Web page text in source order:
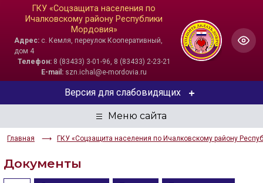
ГКУ «Соцзащита населения по
Ичалковскому району Республики
Мордовия»
Адрес: с. Кемля, переулок Кооперативный,
дом 4
Телефон:8 (83433) 3-01-96, 8 (83433) 2-23-21
E-mail: szn.ichal@e-mordovia.ru
Главная ГКУ «Соцзащита населения по Ичалковскому району
Версия для слабовидящих
ЦВЕТОВАЯ СХЕМА
Aa Aa Aa
Документы